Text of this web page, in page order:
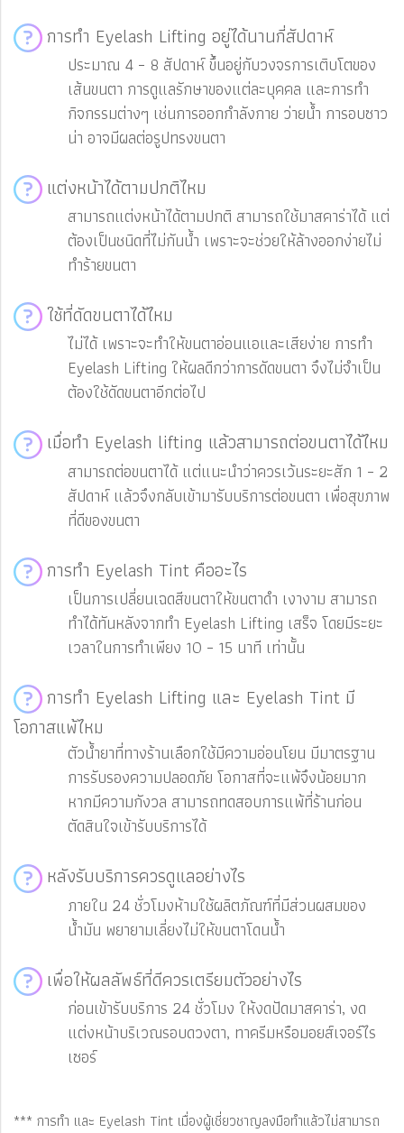
การทำ Eyelash Lifting อยู่ได้นานกี่สัปดาห์
ประมาณ 4 – 8 สัปดาห์ ขึ้นอยู่กับวงจรการเติบโตของ
เส้นขนตา การดูแลรักษาของแต่ละบุคคล และการทำ
กิจกรรมต่างๆ เช่นการออกกำลังกาย ว่ายน้ำ การอบซาว
น่า อาจมีผลต่อรูปทรงขนตา
แต่งหน้าได้ตามปกติไหม
สามารถแต่งหน้าได้ตามปกติ สามารถใช้มาสคาร่าได้ แต่
ต้องเป็นชนิดที่ไม่กันน้ำ เพราะจะช่วยให้ล้างออกง่ายไม่
ทำร้ายขนตา
ใช้ที่ดัดขนตาได้ไหม
ไม่ได้ เพราะจะทำให้ขนตาอ่อนแอและเสียง่าย การทำ
Eyelash Lifting ให้ผลดีกว่าการดัดขนตา จึงไม่จำเป็น
ต้องใช้ดัดขนตาอีกต่อไป
เมื่อทำ Eyelash lifting แล้วสามารถต่อขนตาได้ไหม
สามารถต่อขนตาได้ แต่แนะนำว่าควรเว้นระยะสัก 1 – 2
สัปดาห์ แล้วจึงกลับเข้ามารับบริการต่อขนตา เพื่อสุขภาพ
ที่ดีของขนตา
การทำ Eyelash Tint คืออะไร
เป็นการเปลี่ยนเฉดสีขนตาให้ขนตาดำ เงางาม สามารถ
ทำได้ทันหลังจากทำ Eyelash Lifting เสร็จ โดยมีระยะ
เวลาในการทำเพียง 10 – 15 นาที เท่านั้น
การทำ Eyelash Lifting และ Eyelash Tint มี
โอกาสแพ้ไหม
ตัวน้ำยาที่ทางร้านเลือกใช้มีความอ่อนโยน มีมาตรฐาน
การรับรองความปลอดภัย โอกาสที่จะแพ้จึงน้อยมาก
หากมีความกังวล สามารถทดสอบการแพ้ที่ร้านก่อน
ตัดสินใจเข้ารับบริการได้
หลังรับบริการควรดูแลอย่างไร
ภายใน 24 ชั่วโมงห้ามใช้ผลิตภัณฑ์ที่มีส่วนผสมของ
น้ำมัน พยายามเลี่ยงไม่ให้ขนตาโดนน้ำ
เพื่อให้ผลลัพธ์ที่ดีควรเตรียมตัวอย่างไร
ก่อนเข้ารับบริการ 24 ชั่วโมง ให้งดปัดมาสคาร่า, งด
แต่งหน้าบริเวณรอบดวงตา, ทาครีมหรือมอยส์เจอร์ไร
เซอร์
*** การทำ และ Eyelash Tint เมื่องผู้เชี่ยวชาญลงมือทำแล้วไม่สามารถ